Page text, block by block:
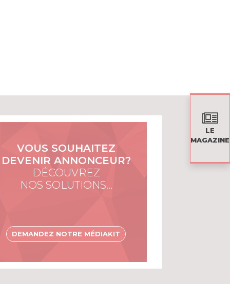
LE
MAGAZINE
VOUS SOUHAITEZ
DEVENIR ANNONCEUR?
DÉCOUVREZ
NOS SOLUTIONS…
DEMANDEZ NOTRE MÉDIAKIT